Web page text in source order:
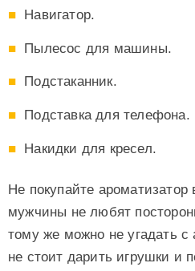
Навигатор.
Пылесос для машины.
Подстаканник.
Подставка для телефона.
Накидки для кресел.
Не покупайте ароматизатор
мужчины не любят
тому же можно не угадать с
не стоит дарить игрушки и